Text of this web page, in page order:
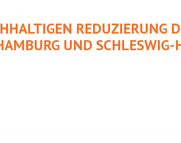
REDUZIERUNG
UND SCHLESWIG-